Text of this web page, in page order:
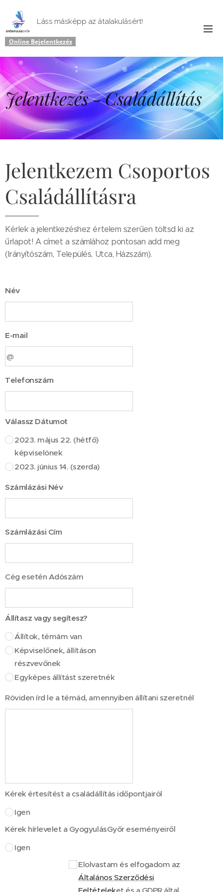
Láss másképp az átalakulásért!
Online Bejelentkezés
Jelentkezés - Családállítás
Jelentkezem Csoportos
Családállításra
Kérlek a jelentkezéshez értelem szerűen töltsd ki az
űrlapot! A címet a számlához pontosan add meg
(Irányítószám, Település, Utca, Házszám).
Név
E-mail
Telefonszám
Válassz Dátumot
2023. május 22. (hétfő)
képviselönek
2023. június 14. (szerda)
Számlázási Név
Számlázási Cím
Cég esetén Adószám
Állítasz vagy segítesz?
Állítok, témám van
Képviselőnek, állításon
részvevőnek
Egyképes állítást szeretnék
Röviden írd le a témád, amennyiben állítani szeretnél
Kérek értesítést a családállítás időpontjairól
Igen
Kérek hírlevelet a GyogyulásGyőr eseményeiről
Igen
Elolvastam és elfogadom az
Általános Szerződési